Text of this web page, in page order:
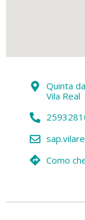
Quinta
Vila Real
Como